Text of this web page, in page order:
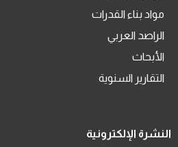
مواد بناء القدرات
الراصد العربي
الأبحاث
التقارير السنوية
النشرة الإلكترونية